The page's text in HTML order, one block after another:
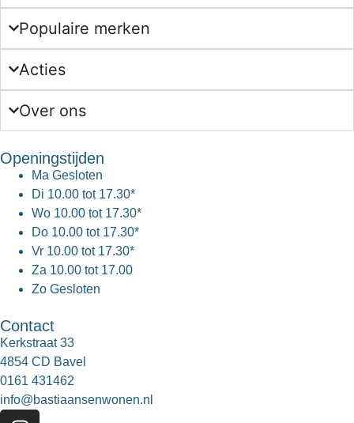
Populaire merken
Acties
Over ons
Openingstijden
Ma Gesloten
Di 10.00 tot 17.30*
Wo 10.00 tot 17.30*
Do 10.00 tot 17.30*
Vr 10.00 tot 17.30*
Za 10.00 tot 17.00
Zo Gesloten
Contact
Kerkstraat 33
4854 CD Bavel
0161 431462
info@bastiaansenwonen.nl